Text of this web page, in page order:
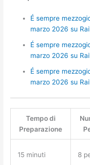
É sempre
marzo 2026 su
É sempre
marzo 2026 su
É sempre
marzo 2026 su
Tempo di
Preparazione
15 minuti 8